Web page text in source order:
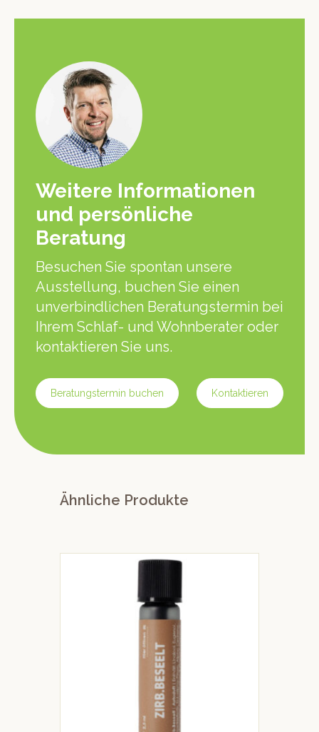
Weitere Informationen
und persönliche
Beratung
Besuchen Sie spontan unsere
Ausstellung, buchen Sie einen
unverbindlichen Beratungstermin bei
Ihrem Schlaf- und Wohnberater oder
kontaktieren Sie uns.
Beratungstermin buchen Kontaktieren
Ähnliche Produkte